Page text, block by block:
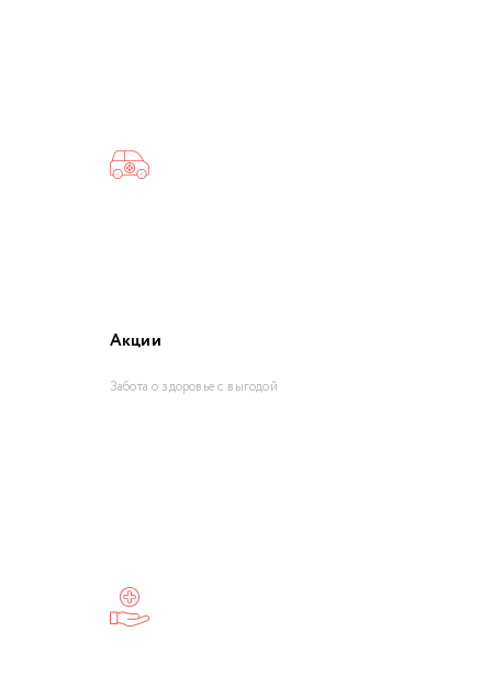
Акции
Забота о здоровье с выгодой